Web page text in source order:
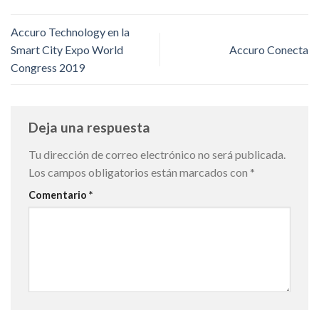
Accuro Technology en la
Smart City Expo World
Congress 2019
Accuro Conecta
Deja una respuesta
Tu dirección de correo electrónico no será publicada.
Los campos obligatorios están marcados con *
Comentario *